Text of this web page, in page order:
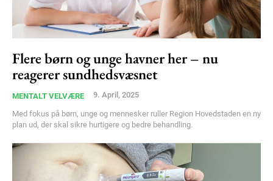
Flere børn og unge havner her – nu
reagerer sundhedsvæsnet
MENTALT VELVÆRE 9. April, 2025
Med fokus på børn, unge og mennesker ruller Region Hovedstaden en ny
plan ud, der skal sikre hurtigere og bedre behandling.